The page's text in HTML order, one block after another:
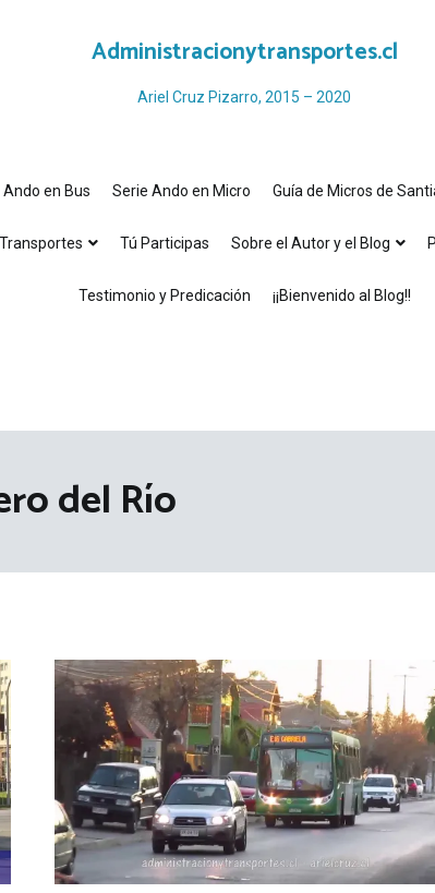
Administracionytransportes.cl
Ariel Cruz Pizarro, 2015 – 2020
en Bus Serie Ando en Micro Guía de Micros de
Transportes Tú Participas Sobre el Autor y el Blog
Testimonio y Predicación ¡¡Bienvenido al Blog!!
del Río